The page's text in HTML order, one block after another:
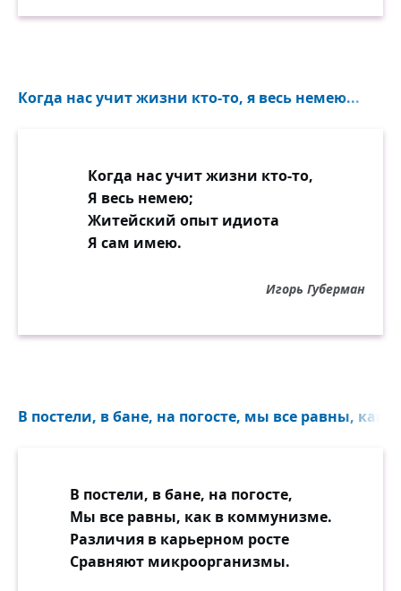
Когда нас учит жизни кто-то, я весь немею...
Когда нас учит жизни кто-то,
Я весь немею;
Житейский опыт идиота
Я сам имею.
Игорь Губерман
В постели, в бане, на погосте, мы все равны, как
В постели, в бане, на погосте,
Мы все равны, как в коммунизме.
Различия в карьерном росте
Сравняют микроорганизмы.